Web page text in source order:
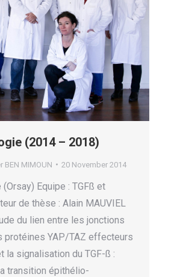
(2014 – 2018)
BEN MIMOUN 20 November 2014
Equipe : TGFß et
de thèse : Alain MAUVIEL
du lien entre les jonctions
protéines YAP/TAZ effecteurs
la signalisation du TGF-ß :
transition épithélio-